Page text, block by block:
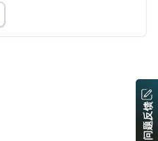
问题反馈